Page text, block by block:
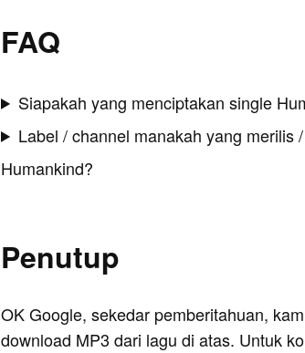
FAQ
Siapakah yang menciptakan single
Label / channel manakah yang merilis
Humankind?
Penutup
OK Google, sekedar pemberitahuan,
download MP3 dari lagu di atas. Untuk